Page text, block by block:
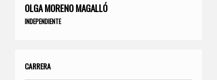
OLGA MORENO MAGALLÓ
INDEPENDIENTE
CARRERA